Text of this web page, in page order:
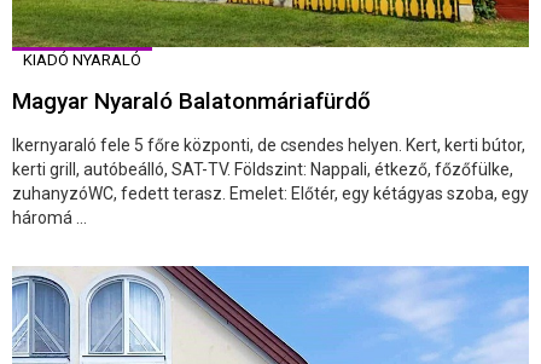
KIADÓ NYARALÓ
Magyar Nyaraló Balatonmáriafürdő
Ikernyaraló fele 5 főre központi, de csendes helyen. Kert, kerti bútor,
kerti grill, autóbeálló, SAT-TV. Földszint: Nappali, étkező, főzőfülke,
zuhanyzóWC, fedett terasz. Emelet: Előtér, egy kétágyas szoba, egy
háromá ...